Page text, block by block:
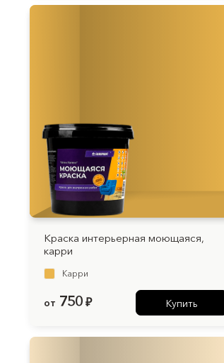
Краска интерьерная моющаяся,
карри
Карри
от 750 ₽ Купить